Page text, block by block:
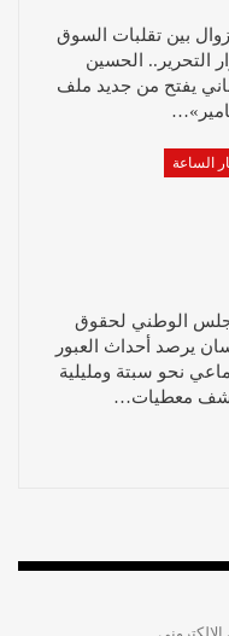
بين تقلبات السوق
التحرير.. الحسين
يفتح من جديد ملف
الساعة
الوطني لحقوق
يرصد أحداث العبور
نحو سبتة ومليلية
معطيات…